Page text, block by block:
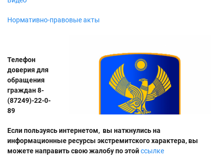
Нормативно-правовые акты
Телефон
доверия для
обращения
граждан 8-
(87249)-22-0-
89
Если пользуясь интернетом, вы наткнулись на
информационные ресурсы экстремитского характера, вы
можете направить свою жалобу по этойссылке